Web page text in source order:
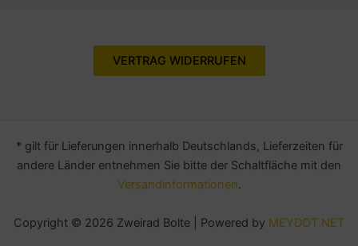
VERTRAG WIDERRUFEN
* gilt für Lieferungen innerhalb Deutschlands, Lieferzeiten für
andere Länder entnehmen Sie bitte der Schaltfläche mit den
Versandinformationen.
Copyright © 2026 Zweirad Bolte | Powered by MEYDOT.NET